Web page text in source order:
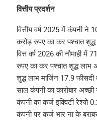
वित्तीय प्रदर्शन
वित्तीय वर्ष 2025 में कंपनी
करोड़ रुपए का कर पश्चात
वित्त वर्ष 2026 की नौमाही
रुपए का कर पश्चात शुद्ध लाभ
शुद्ध लाभ मार्जिन 17.9
साल कंपनी का कारोबार
कंपनी का कर्ज इक्विटी
कंपनी पर कर्ज भार ना के